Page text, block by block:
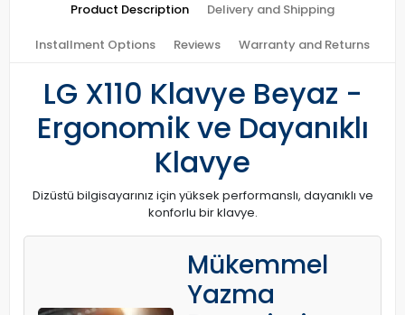
Product Description Delivery and Shipping
Installment Options Reviews Warranty and Returns
LG X110 Klavye Beyaz -
Ergonomik ve Dayanıklı
Klavye
Dizüstü bilgisayarınız için yüksek performanslı, dayanıklı ve
konforlu bir klavye.
Mükemmel
Yazma